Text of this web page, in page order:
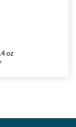
oz